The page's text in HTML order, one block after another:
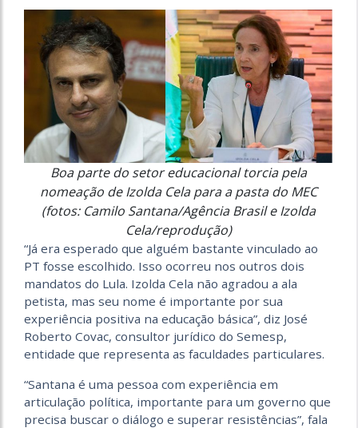
Boa parte do setor educacional torcia pela
nomeação de Izolda Cela para a pasta do MEC
(fotos: Camilo Santana/Agência Brasil e Izolda
Cela/reprodução)
“Já era esperado que alguém bastante vinculado ao
PT fosse escolhido. Isso ocorreu nos outros dois
mandatos do Lula. Izolda Cela não agradou a ala
petista, mas seu nome é importante por sua
experiência positiva na educação básica”, diz José
Roberto Covac, consultor jurídico do Semesp,
entidade que representa as faculdades particulares.
“Santana é uma pessoa com experiência em
articulação política, importante para um governo que
precisa buscar o diálogo e superar resistências”, fala